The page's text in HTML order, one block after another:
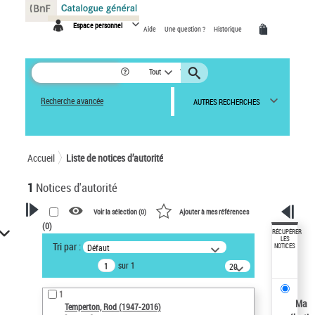
Espace personnel Aide Une question ? Historique
Tout
Recherche avancée AUTRES RECHERCHES
Accueil Liste de notices d’autorité
1 Notices d'autorité
VOTRE RECHERCHE
Recherche avancée dans les
notices d’autorité
Œuvres liées à l'auteur :
Temperton, Rod (1947-2016)
Voir la sélection (0) Ajouter à mes références
(0)
Tri par : Défaut
sur 1
20
résultats/page
1
Temperton, Rod (1947-2016)
RÉCUPÉRER
LES
NOTICES
Ma
Panneau de gestion des cookies